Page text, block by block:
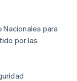
Nacionales para
por las